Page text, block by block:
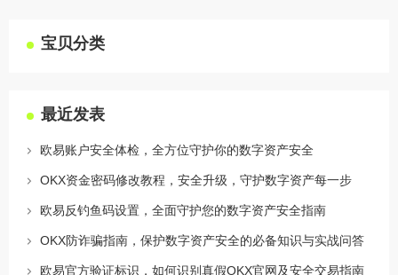
宝贝分类
最近发表
欧易账户安全体检，全方位守护你的数字资产安全
OKX资金密码修改教程，安全升级，守护数字资产每一步
欧易反钓鱼码设置，全面守护您的数字资产安全指南
OKX防诈骗指南，保护数字资产安全的必备知识与实战问答
欧易官方验证标识，如何识别真假OKX官网及安全交易指南